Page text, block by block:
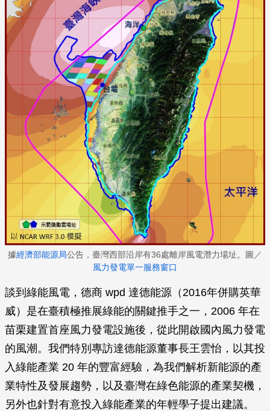
據經濟部能源局公告，臺灣西部沿岸有36處離岸風電潛力場址。圖／
風力發電單一服務窗口
談到綠能風電，德商 wpd 達德能源（2016年併購英華
威）是在臺積極推展綠能的關鍵推手之一，2006 年在
苗栗建置首座風力發電設施後，從此開啟國內風力發電
的風潮。我們特別專訪達德能源董事長王雲怡，以其投
入綠能產業 20 年的豐富經驗，為我們解析新能源的產
業特性及發展趨勢，以及臺灣在綠色能源的產業契機，
另外也針對有意投入綠能產業的年輕學子提出建議。